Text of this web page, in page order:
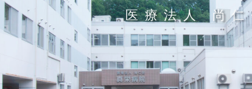
医療法人 尚
詳細を
詳細を
詳細を
詳細を